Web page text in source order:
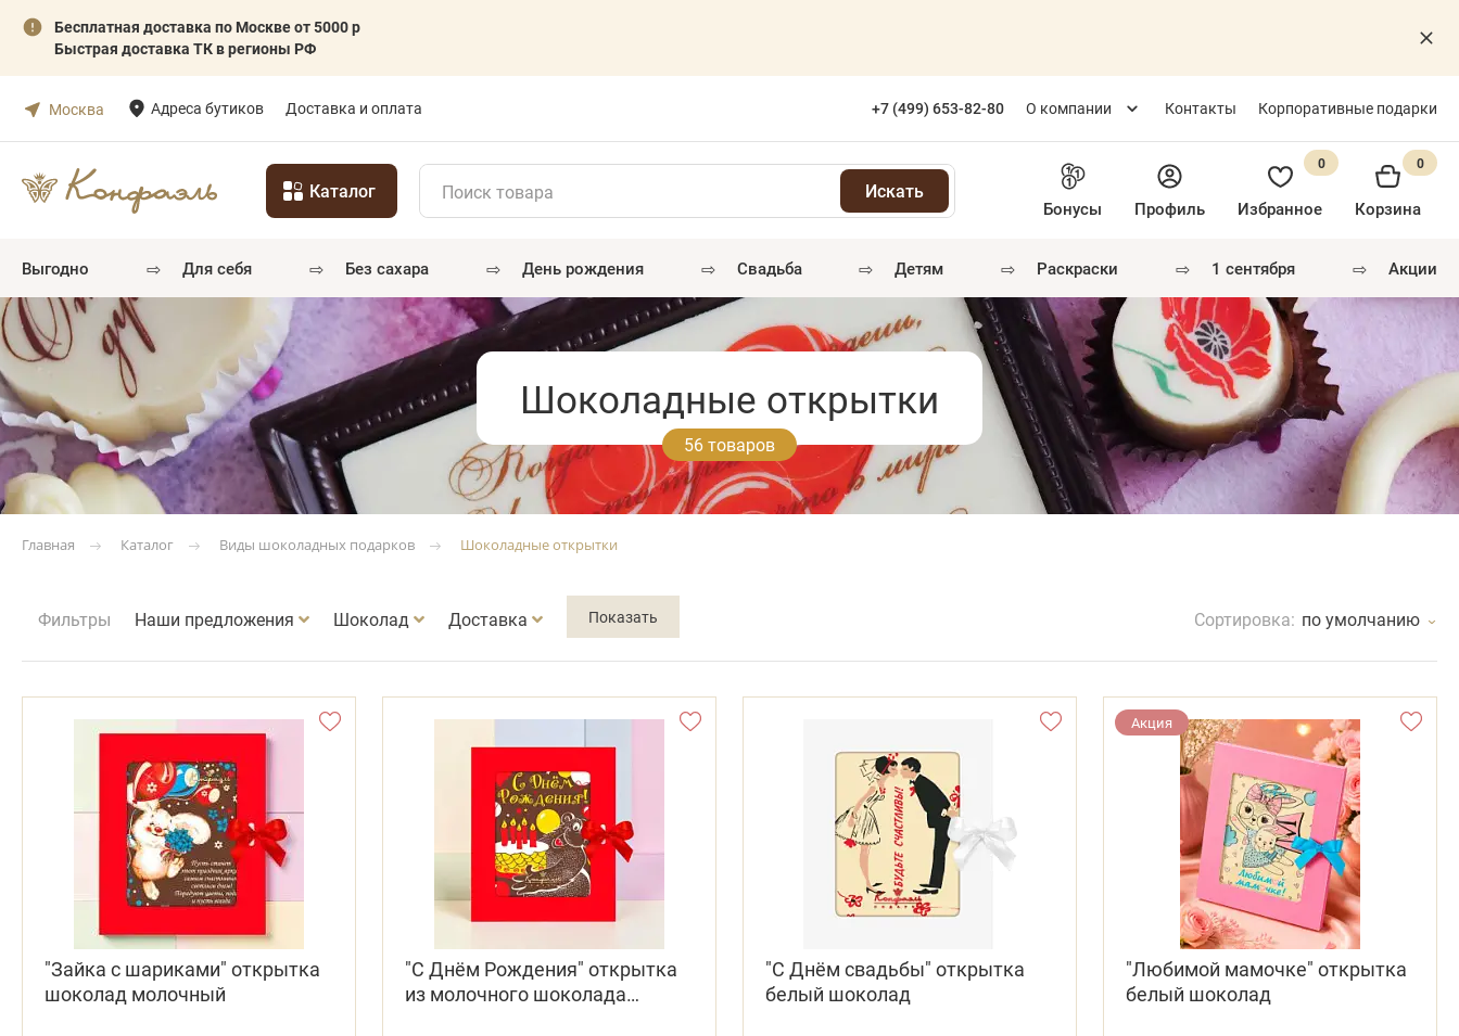
Бесплатная доставка по Москве от 5000 р
Быстрая доставка ТК в регионы РФ
Москва Адреса бутиков Доставка и оплата +7 (499) 653-82-80 О компании Контакты Корпоративные подарки
Каталог
Бонусы Профиль Избранное
0
Корзина
0
выгодно ⇨ для себя ⇨ без сахара ⇨ день рождения ⇨ свадьба ⇨ детям ⇨ раскраски ⇨ 1 сентября ⇨ акции
Шоколадные открытки
56 товаров
Главная Каталог Виды шоколадных подарков Шоколадные открытки
Фильтры Наши предложения Шоколад Доставка Сортировка: по умолчанию
"Зайка с шариками" открытка
шоколад молочный
"С Днём Рождения" открытка
из молочного шоколада
"С Днём свадьбы" открытка
белый шоколад
Акция
"Любимой мамочке" открытка
белый шоколад